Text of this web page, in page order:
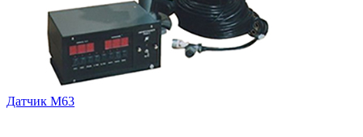
Датчик М63